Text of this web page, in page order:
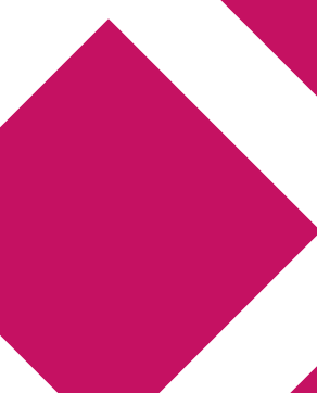
litteratur-
kulturblogg
kriminalromaner, thrillers